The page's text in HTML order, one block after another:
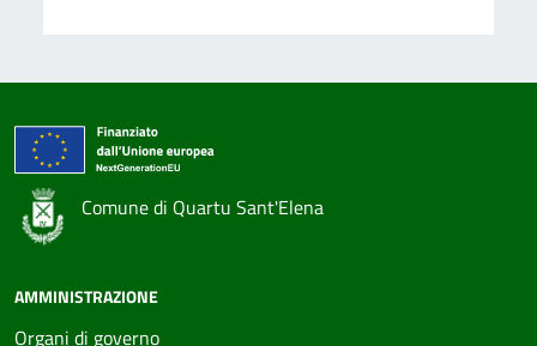
Comune di Quartu Sant'Elena
AMMINISTRAZIONE
Organi di governo